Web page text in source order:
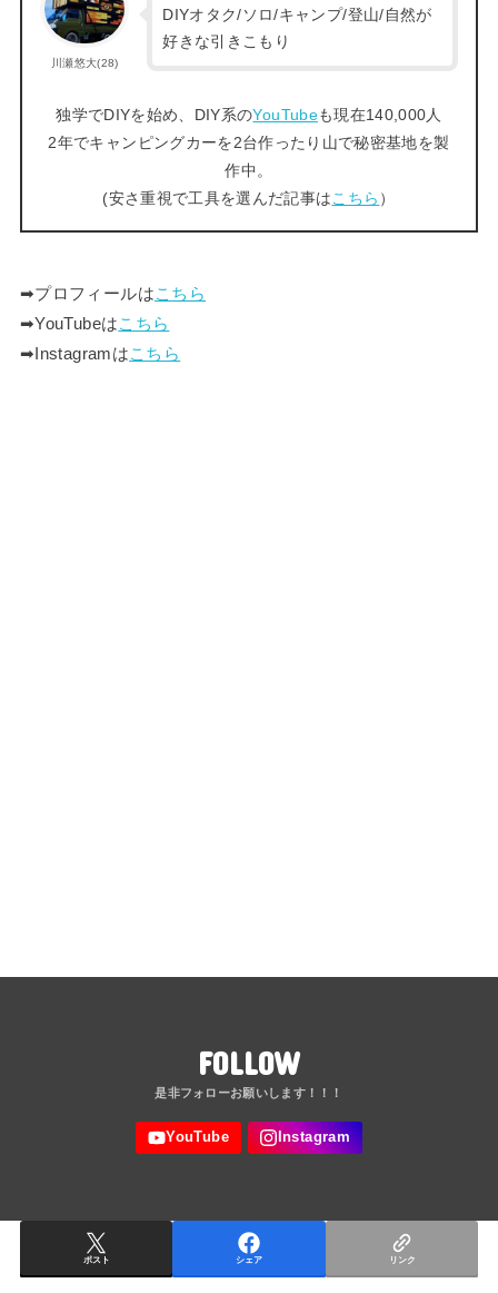
川瀬悠大(28)
DIYオタク/ソロ/キャンプ/登山/自然が
好きな引きこもり
独学でDIYを始め、DIY系のYouTubeも現在140,000人
2年でキャンピングカーを2台作ったり山で秘密基地を製
作中。
(安さ重視で工具を選んだ記事はこちら ）
➡︎プロフィールはこちら
➡︎YouTubeはこちら
➡︎Instagramはこちら
FOLLOW
ポスト シェア リンク